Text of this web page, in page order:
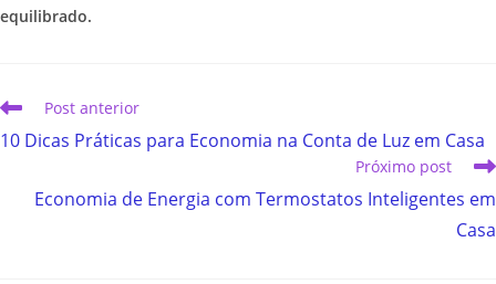
equilibrado.
Post anterior
10 Dicas Práticas para Economia na Conta de Luz em Casa
Próximo post
Economia de Energia com Termostatos Inteligentes em
Casa